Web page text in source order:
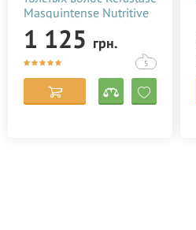
Masquintense Nutritive
200 мл
1 125 грн.
5